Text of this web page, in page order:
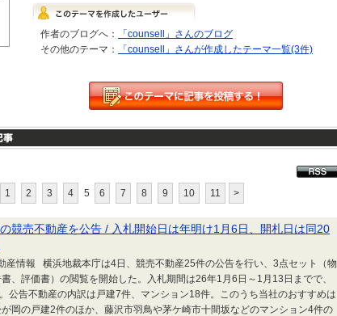
作者のブログへ：
「counsell」さんのブログ
その他のテーマ：
「counsell」さんが作成したテーマ一覧(3件)
1 2 3 4 5 6 7 8 9 10 11 >
競売不動産を公告 / 入札開始日は年明け1月6日、開札日は同20
産情報 横浜地裁本庁は4日、競売不動産25件の公告を行い、3点セット（物
、評価書）の閲覧を開始した。入札期間は26年1月6日～1月13日までで、
公告不動産の内訳は戸建7件、マンション18件。このうち当社のおすすめは
岡の戸建2件のほか、藤沢市羽鳥や茅ケ崎市十間坂などのマンション4件の